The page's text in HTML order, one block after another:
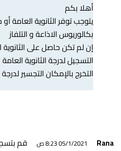
أهلا بكم
يتوجب توفر الثانوية العامة
بكالوريوس الاذاعة و التلفاز
إن لم تكن حاصل على الثانوية
التسجيل لدرجةالثانوية العامة
التخرج بالإمكان التجسير
Rana 05/1/2021 8:23 ص
قم